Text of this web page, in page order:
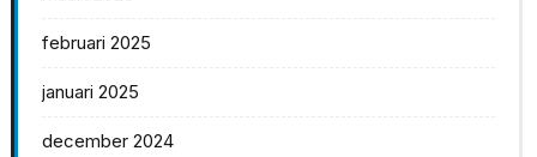
februari 2025
januari 2025
december 2024